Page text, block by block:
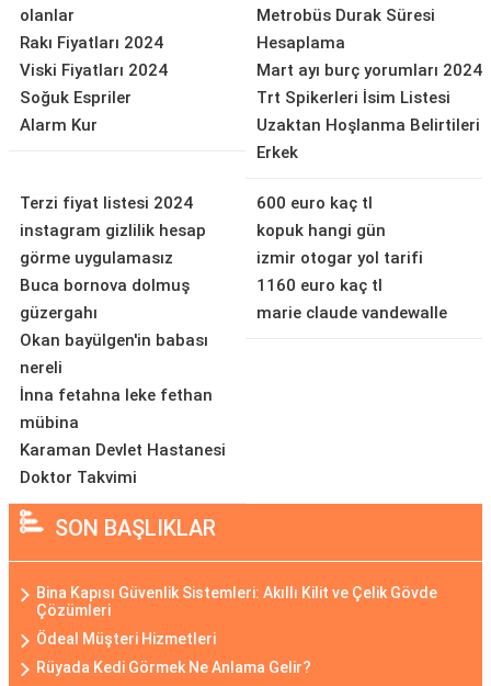
olanlar
Rakı Fiyatları 2024
Viski Fiyatları 2024
Soğuk Espriler
Alarm Kur
Metrobüs Durak Süresi
Hesaplama
Mart ayı burç yorumları 2024
Trt Spikerleri İsim Listesi
Uzaktan Hoşlanma Belirtileri
Erkek
Terzi fiyat listesi 2024
instagram gizlilik hesap
görme uygulamasız
Buca bornova dolmuş
güzergahı
Okan bayülgen'in babası
nereli
İnna fetahna leke fethan
mübina
Karaman Devlet Hastanesi
Doktor Takvimi
600 euro kaç tl
kopuk hangi gün
izmir otogar yol tarifi
1160 euro kaç tl
marie claude vandewalle
SON BAŞLIKLAR
Bina Kapısı Güvenlik Sistemleri: Akıllı Kilit ve Çelik Gövde
Çözümleri
Ödeal Müşteri Hizmetleri
Rüyada Kedi Görmek Ne Anlama Gelir?